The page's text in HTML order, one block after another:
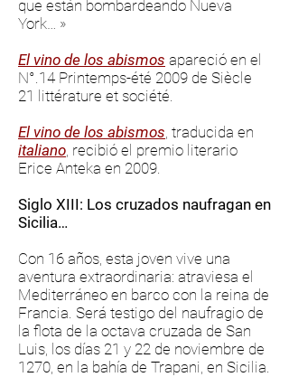
que están bombardeando Nueva
York… »
El vino de los abismos apareció en el
N°.14 Printemps-été 2009 de Siècle
21 littérature et société.
El vino de los abismos, traducida en
italiano, recibió el premio literario
Erice Anteka en 2009.
Siglo XIII: Los cruzados naufragan en
Sicilia…
Con 16 años, esta joven vive una
aventura extraordinaria: atraviesa el
Mediterráneo en barco con la reina de
Francia. Será testigo del naufragio de
la flota de la octava cruzada de San
Luis, los días 21 y 22 de noviembre de
1270, en la bahía de Trapani, en Sicilia.